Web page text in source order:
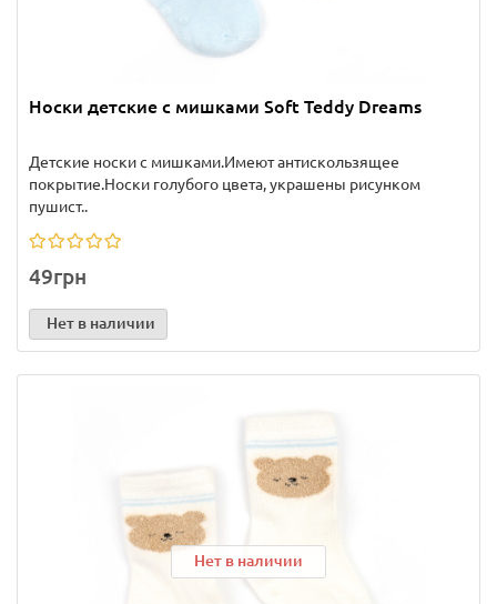
Носки детские с мишками Soft Teddy Dreams
Детские носки с мишками.Имеют антискользящее
покрытие.Носки голубого цвета, украшены рисунком
пушист..
49грн
Нет в наличии
Нет в наличии